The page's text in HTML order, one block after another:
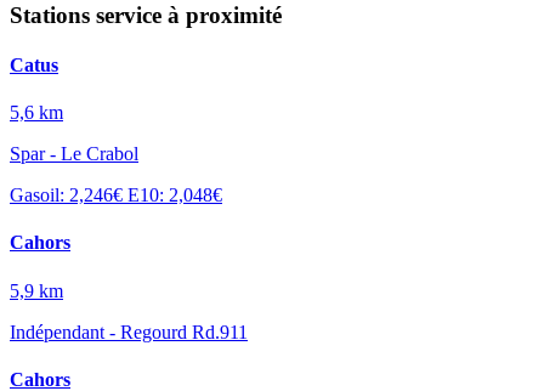
Stations service à proximité
Catus
5,6 km
Spar - Le Crabol
Gasoil: 2,246€ E10: 2,048€
Cahors
5,9 km
Indépendant - Regourd Rd.911
Cahors